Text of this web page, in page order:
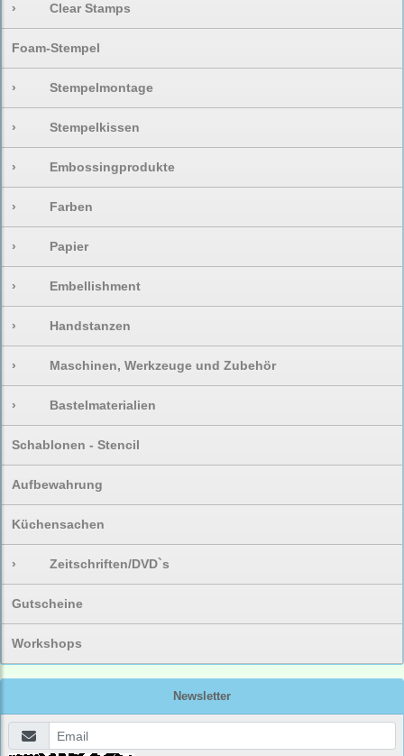
› Clear Stamps
Foam-Stempel
› Stempelmontage
› Stempelkissen
› Embossingprodukte
› Farben
› Papier
› Embellishment
› Handstanzen
› Maschinen, Werkzeuge und Zubehör
› Bastelmaterialien
Schablonen - Stencil
Aufbewahrung
Küchensachen
› Zeitschriften/DVD`s
Gutscheine
Workshops
Newsletter